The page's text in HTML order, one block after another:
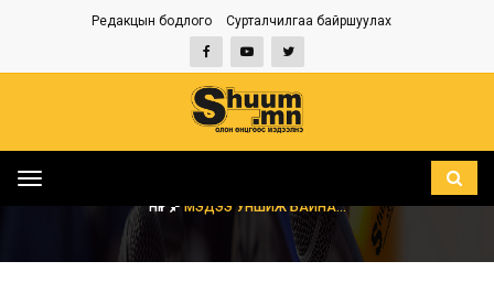
Редакцын бодлого Сурталчилгаа байршуулах
Toggle
НҮҮР МЭДЭЭ УНШИЖ БАЙНА...